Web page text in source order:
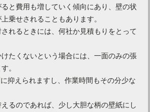
と費用も増していく傾向にあり、壁の状
乗せされることもあります。
れるときには、何社か見積もりをとって
たくないという場合には、一面のみの張
。
抑えられますし、作業時間もその分少な
るのであれば、少し大胆な柄の壁紙にし